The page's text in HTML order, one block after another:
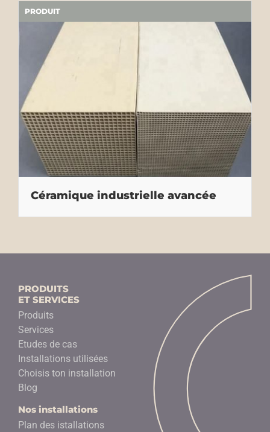
PRODUIT
Céramique industrielle avancée
PRODUITS
ET SERVICES
Produits
Services
Etudes de cas
Installations utilisées
Choisis ton installation
Blog
Nos installations
Plan des istallations